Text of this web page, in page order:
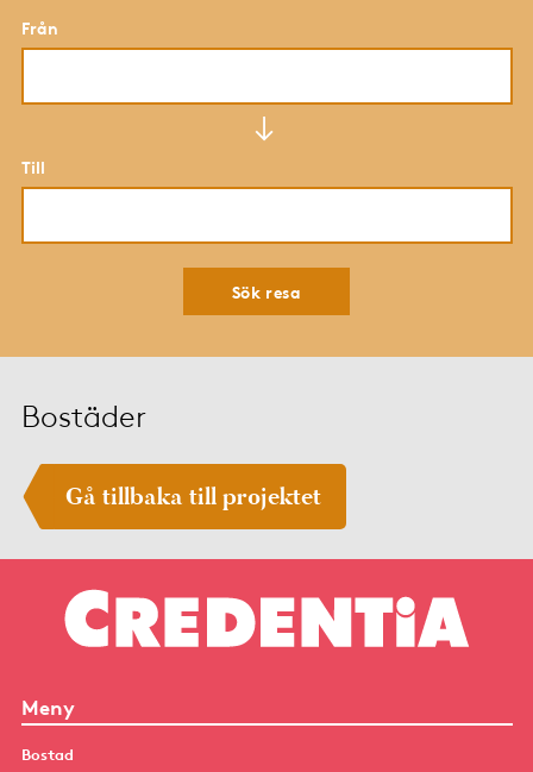
Från
Till
Sök resa
Bostäder
Gå tillbaka till projektet
Meny
Bostad